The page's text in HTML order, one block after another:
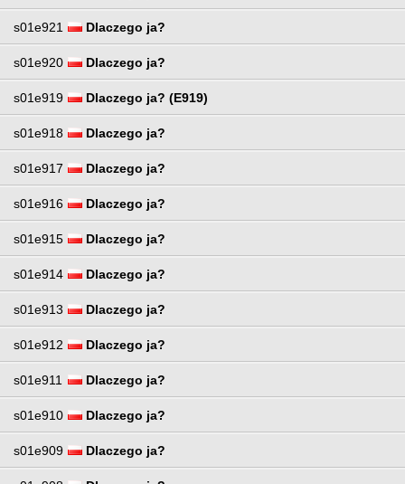
s01e921 Dlaczego ja?
s01e920 Dlaczego ja?
s01e919 Dlaczego ja? (E919)
s01e918 Dlaczego ja?
s01e917 Dlaczego ja?
s01e916 Dlaczego ja?
s01e915 Dlaczego ja?
s01e914 Dlaczego ja?
s01e913 Dlaczego ja?
s01e912 Dlaczego ja?
s01e911 Dlaczego ja?
s01e910 Dlaczego ja?
s01e909 Dlaczego ja?